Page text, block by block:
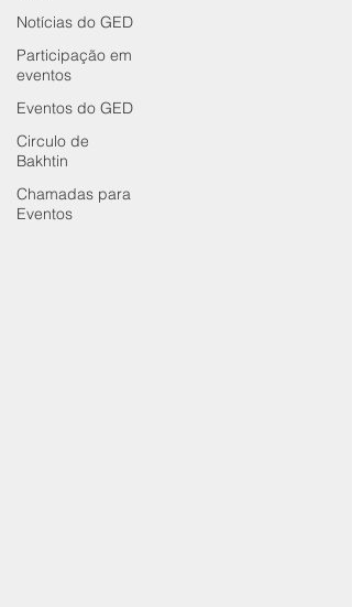
Notícias do GED
Participação em
eventos
Eventos do GED
Circulo de
Bakhtin
Chamadas para
Eventos